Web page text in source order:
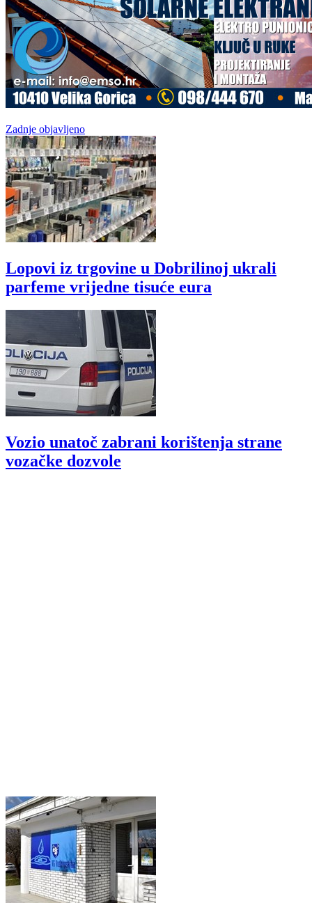
Zadnje objavljeno
Lopovi iz trgovine u Dobrilinoj ukrali
parfeme vrijedne tisuće eura
Vozio unatoč zabrani korištenja strane
vozačke dozvole